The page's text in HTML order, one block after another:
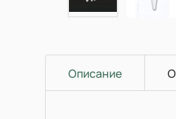
Описание